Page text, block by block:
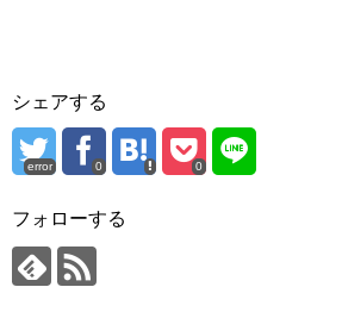
シェアする
error 0 0
フォローする